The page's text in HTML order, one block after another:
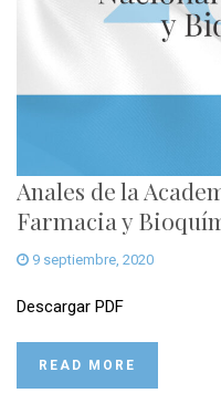
Anales de la
Farmacia y
9 septiembre, 2020
Descargar PDF
READ MORE